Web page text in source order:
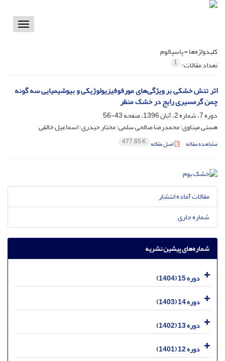
Toggle
کلیدواژه‌ها =پاسپالوم
تعداد مقالات: 1
اثر تنش خشکی بر ویژگی‌های مورفوفیزیولوژیکی و بیوشیمیایی سه گونه
چمن گرمسیری رایج در خشک منظر
دوره 7، شماره 2، آبان 1396، صفحه
43-56
هستی میناوی؛ محمدرضا صالحی سلمی؛ مختار حیدری؛ اسماعیل خالقی
مشاهده مقاله اصل مقاله 477.65 K
مقالات آماده انتشار
شماره جاری
شماره‌های پیشین نشریه
دوره 15 (1404)
دوره 14 (1403)
دوره 13 (1402)
دوره 12 (1401)